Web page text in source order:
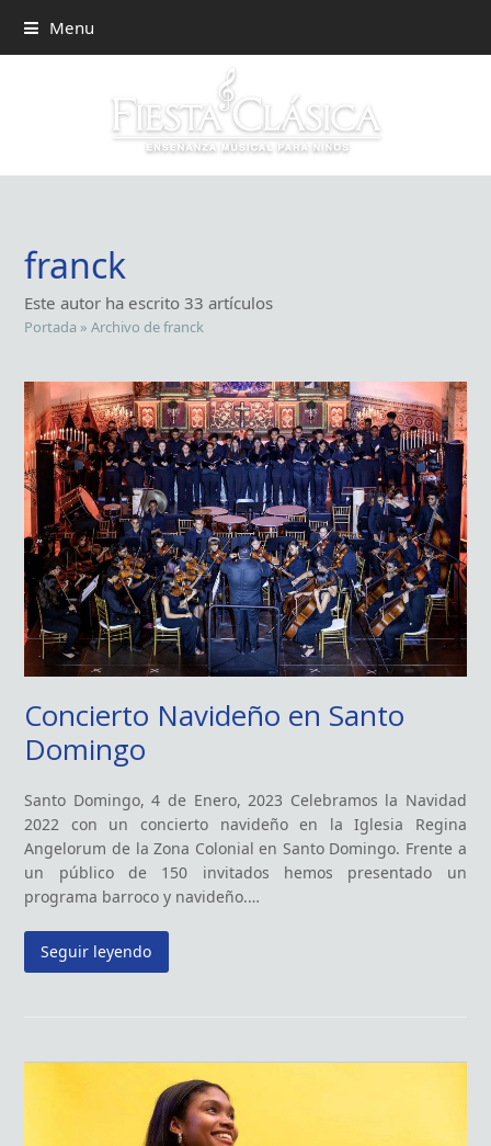
Menu
franck
Este autor ha escrito 33 artículos
Portada »Archivo de franck
Concierto Navideño en Santo
Domingo
Santo Domingo, 4 de Enero, 2023 Celebramos la Navidad
2022 con un concierto navideño en la Iglesia Regina
Angelorum de la Zona Colonial en Santo Domingo. Frente a
un público de 150 invitados hemos presentado un
programa barroco y navideño.…
Seguir leyendo